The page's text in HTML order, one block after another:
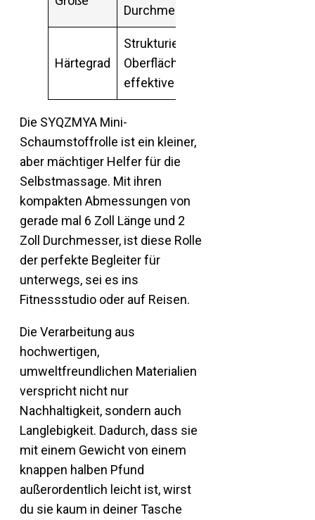
Durchmesser
Härtegrad
Strukturierte
Oberfläche für
effektive Massage
Die SYQZMYA Mini-
Schaumstoffrolle ist ein kleiner,
aber mächtiger Helfer für die
Selbstmassage. Mit ihren
kompakten Abmessungen von
gerade mal 6 Zoll Länge und 2
Zoll Durchmesser, ist diese Rolle
der perfekte Begleiter für
unterwegs, sei es ins
Fitnessstudio oder auf Reisen.
Die Verarbeitung aus
hochwertigen,
umweltfreundlichen Materialien
verspricht nicht nur
Nachhaltigkeit, sondern auch
Langlebigkeit. Dadurch, dass sie
mit einem Gewicht von einem
knappen halben Pfund
außerordentlich leicht ist, wirst
du sie kaum in deiner Tasche